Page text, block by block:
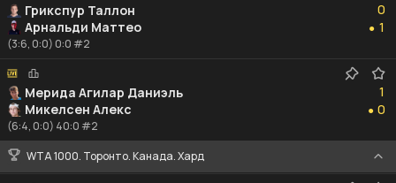
Грикспур Таллон
Арнальди Маттео
0
●
1
1
(3:6, 0:0) 0:0 #2
Мерида Агилар Даниэль
Микелсен Алекс
1
1
●
0
0
(6:4, 0:0) 40:0 #2
WTA 1000. Торонто. Канада. Хард